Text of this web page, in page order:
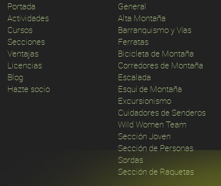
Portada
Actividades
Cursos
Secciones
Ventajas
Licencias
Blog
Hazte socio
General
Alta Montaña
Barranquismo y Vías
Ferratas
Bicicleta de Montaña
Corredores de Montaña
Escalada
Esquí de Montaña
Excursionismo
Cuidadores de Senderos
Wild Women Team
Sección Joven
Sección de Personas
Sordas
Sección de Raquetas